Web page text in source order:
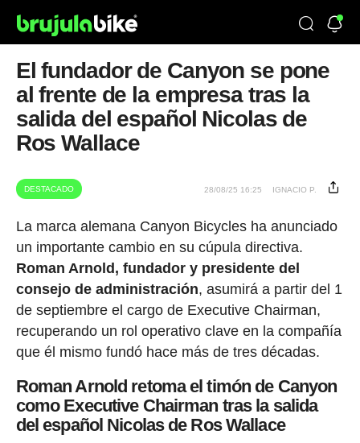
El fundador de Canyon se pone
al frente de la empresa tras la
salida del español Nicolas de
Ros Wallace
DESTACADO 28/08/25 16:25 IGNACIO P.
La marca alemana Canyon Bicycles ha anunciado
un importante cambio en su cúpula directiva.
Roman Arnold, fundador y presidente del
consejo de administración, asumirá a partir del 1
de septiembre el cargo de Executive Chairman,
recuperando un rol operativo clave en la compañía
que él mismo fundó hace más de tres décadas.
Roman Arnold retoma el timón de Canyon
como Executive Chairman tras la salida
del español Nicolas de Ros Wallace